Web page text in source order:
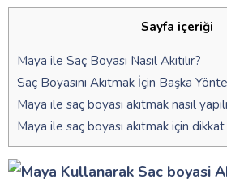
Sayfa içeriği
Maya ile Saç Boyası Nasıl Akıtılır?
Saç Boyasını Akıtmak İçin Başka
Maya ile saç boyası akıtmak nasıl
Maya ile saç boyası akıtmak için